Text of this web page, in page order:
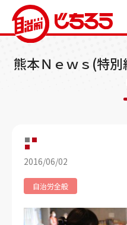
熊本Ｎｅｗｓ(特
2016/06/02
自治労全般